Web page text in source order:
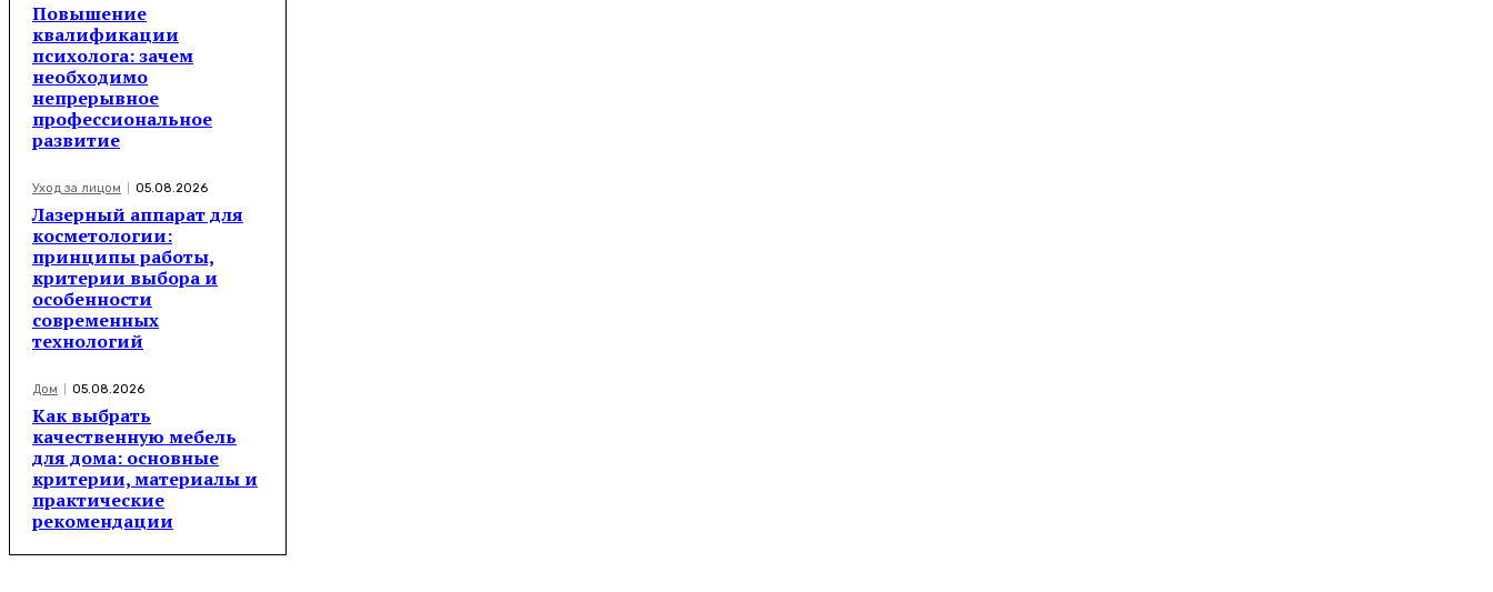
Повышение
квалификации
психолога: зачем
необходимо
непрерывное
профессиональное
развитие
Уход за лицом 05.08.2026
Лазерный аппарат для
косметологии:
принципы работы,
критерии выбора и
особенности
современных
технологий
Дом 05.08.2026
Как выбрать
качественную мебель
для дома: основные
критерии, материалы и
практические
рекомендации